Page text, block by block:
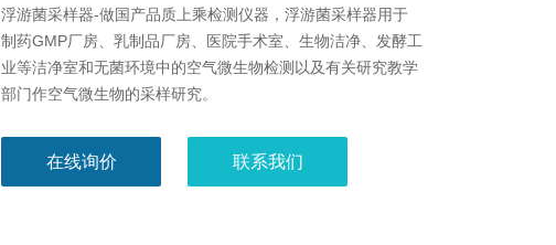
浮游菌采样器-做国产品质上乘检测仪器，浮游菌采样器用于
制药GMP厂房、乳制品厂房、医院手术室、生物洁净、发酵工
业等洁净室和无菌环境中的空气微生物检测以及有关研究教学
部门作空气微生物的采样研究。
在线询价 联系我们